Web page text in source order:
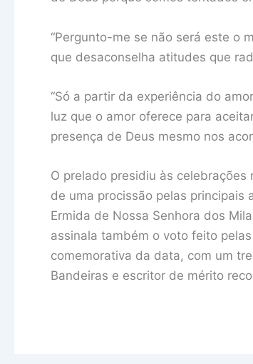
“Pergunto-me se não será este o
que desaconselha atitudes que
“Só a partir da experiência do
luz que o amor oferece para
presença de Deus mesmo nos
O prelado presidiu às
de uma procissão pelas principais
Ermida de Nossa Senhora dos
assinala também o voto feito
comemorativa da data, com um
Bandeiras e escritor de mérito